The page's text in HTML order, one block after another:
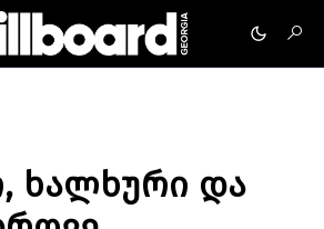
ხალხური და